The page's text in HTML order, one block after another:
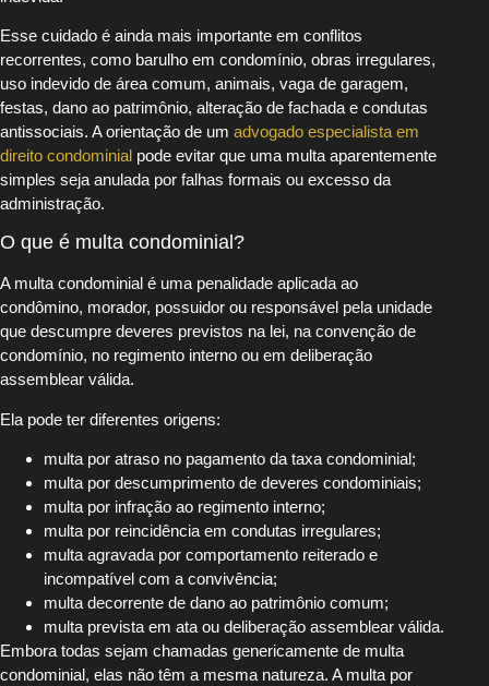
Esse cuidado é ainda mais importante em conflitos
recorrentes, como barulho em condomínio, obras irregulares,
uso indevido de área comum, animais, vaga de garagem,
festas, dano ao patrimônio, alteração de fachada e condutas
antissociais. A orientação de um advogado especialista em
direito condominial pode evitar que uma multa aparentemente
simples seja anulada por falhas formais ou excesso da
administração.
O que é multa condominial?
A multa condominial é uma penalidade aplicada ao
condômino, morador, possuidor ou responsável pela unidade
que descumpre deveres previstos na lei, na convenção de
condomínio, no regimento interno ou em deliberação
assemblear válida.
Ela pode ter diferentes origens:
multa por atraso no pagamento da taxa condominial;
multa por descumprimento de deveres condominiais;
multa por infração ao regimento interno;
multa por reincidência em condutas irregulares;
multa agravada por comportamento reiterado e
incompatível com a convivência;
multa decorrente de dano ao patrimônio comum;
multa prevista em ata ou deliberação assemblear válida.
Embora todas sejam chamadas genericamente de multa
condominial, elas não têm a mesma natureza. A multa por